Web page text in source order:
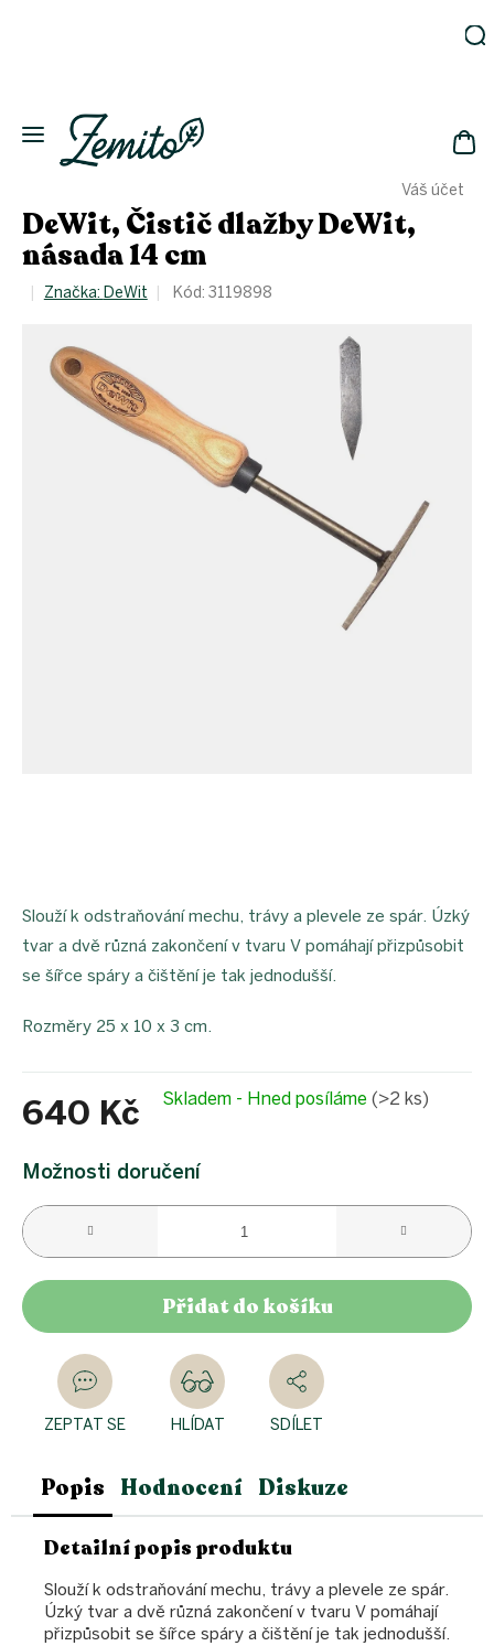
Váš účet
Eko
domácnost
Kosmetika
láhve
Akce
a ušetři
Novinky
DeWit, Čistič dlažby DeWit,
násada 14 cm
Značka: DeWit Kód: 3119898
640 Kč
cena:
Skladem - Hned posíláme (>2 ks)
Možnosti doručení
Přidat do košíku
Slouží k odstraňování mechu, trávy a plevele ze spár. Úzký
tvar a dvě různá zakončení v tvaru V pomáhají přizpůsobit
se šířce spáry a čištění je tak jednodušší.
Rozměry 25 x 10 x 3 cm.
ZEPTAT SE HLÍDAT SDÍLET
Popis Hodnocení Diskuze
Detailní popis produktu
Slouží k odstraňování mechu, trávy a plevele ze spár.
Úzký tvar a dvě různá zakončení v tvaru V pomáhají
přizpůsobit se šířce spáry a čištění je tak jednodušší.